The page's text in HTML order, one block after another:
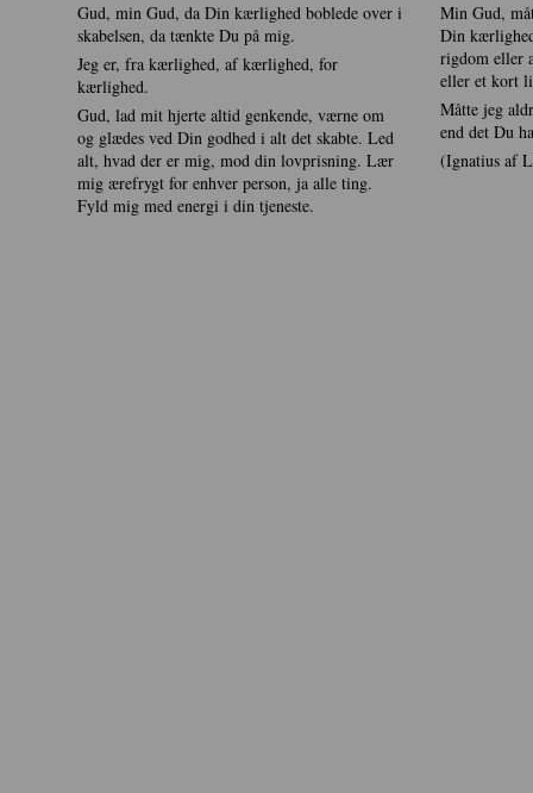
Gud, min Gud, da Din kærlighed boblede over i
skabelsen, da tænkte Du på mig.
Jeg er, fra kærlighed, af kærlighed, for
kærlighed.
Gud, lad mit hjerte altid genkende, værne om
og glædes ved Din godhed i alt det skabte. Led
alt, hvad der er mig, mod din lovprisning. Lær
mig ærefrygt for enhver person, ja alle ting.
Fyld mig med energi i din tjeneste.
Min Gud,
Din
rigdom eller
eller et kort
Måtte jeg
end det Du
(Ignatius af